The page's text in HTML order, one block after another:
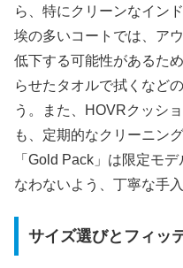
ら、特にクリーンなイン
埃の多いコートでは、ア
低下する可能性があるた
らせたタオルで拭くなど
う。また、HOVRクッシ
も、定期的なクリーニン
「Gold Pack」は限定モ
なわないよう、丁寧な手
サイズ選びとフィッ